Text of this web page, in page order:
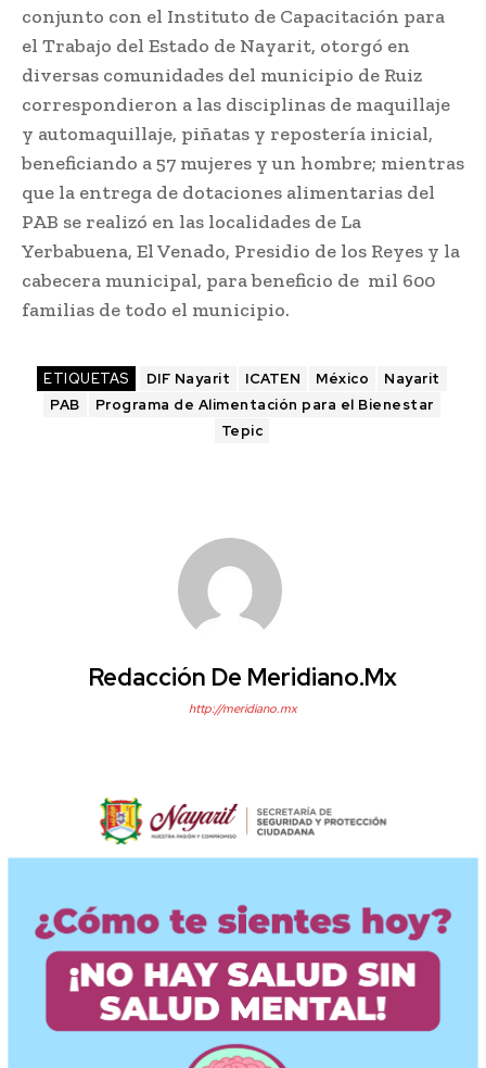
conjunto con el Instituto de Capacitación para
el Trabajo del Estado de Nayarit, otorgó en
diversas comunidades del municipio de Ruiz
correspondieron a las disciplinas de maquillaje
y automaquillaje, piñatas y repostería inicial,
beneficiando a 57 mujeres y un hombre; mientras
que la entrega de dotaciones alimentarias del
PAB se realizó en las localidades de La
Yerbabuena, El Venado, Presidio de los Reyes y la
cabecera municipal, para beneficio de mil 600
familias de todo el municipio.
ETIQUETAS DIF Nayarit ICATEN México
Nayarit
PAB
Programa de Alimentación para el Bienestar
Tepic
Redacción De Meridiano.mx
http://meridiano.mx